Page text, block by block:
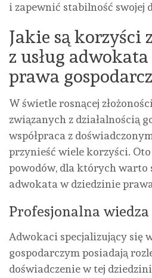
i zapewnić stabilność swojej
Jakie są korzyści
z usług
prawa
W świetle rosnącej
związanych z działalnością
współpraca z
przynieść wiele korzyści.
powodów, dla których warto
adwokata w dziedzinie
Profesjonalna
Adwokaci specjalizujący się
gospodarczym posiadają
doświadczenie w tej